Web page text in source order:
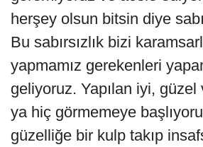
herşey olsun bitsin diye
Bu sabırsızlık bizi
yapmamız gerekenleri
geliyoruz. Yapılan iyi,
ya hiç görmemeye
güzelliğe bir kulp takıp